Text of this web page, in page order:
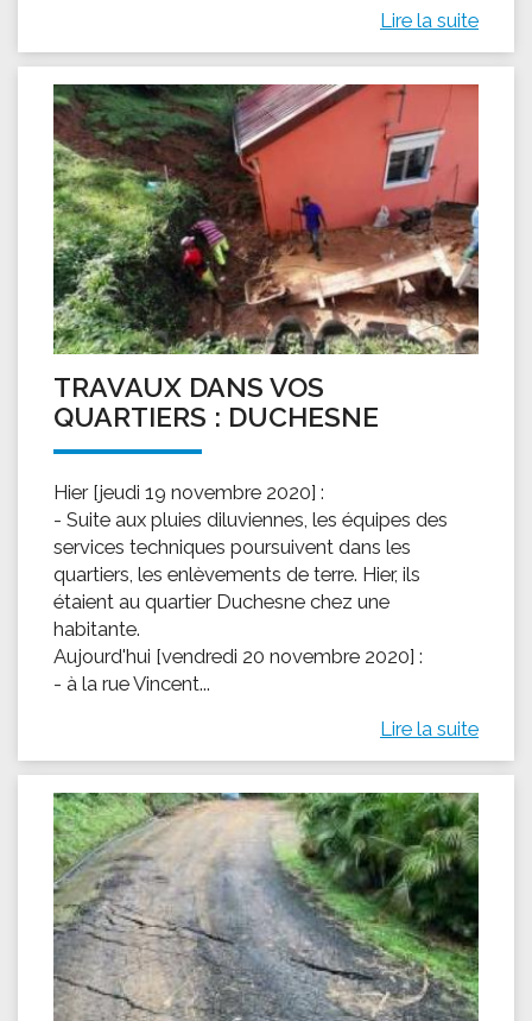
Lire la suite
TRAVAUX DANS VOS
QUARTIERS : DUCHESNE
Hier [jeudi 19 novembre 2020] :
- Suite aux pluies diluviennes, les équipes des
services techniques poursuivent dans les
quartiers, les enlèvements de terre. Hier, ils
étaient au quartier Duchesne chez une
habitante.
Aujourd'hui [vendredi 20 novembre 2020] :
- à la rue Vincent...
Lire la suite